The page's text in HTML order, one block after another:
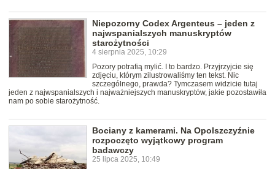
Niepozorny Codex Argenteus – jeden z
najwspanialszych manuskryptów
starożytności
4 sierpnia 2025, 10:29
Pozory potrafią mylić. I to bardzo. Przyjrzyjcie się
zdjęciu, którym zilustrowaliśmy ten tekst. Nic
szczególnego, prawda? Tymczasem widzicie tutaj
jeden z najwspanialszych i najważniejszych manuskryptów, jakie pozostawiła
nam po sobie starożytność.
Bociany z kamerami. Na Opolszczyźnie
rozpoczęto wyjątkowy program
badawczy
25 lipca 2025, 10:49